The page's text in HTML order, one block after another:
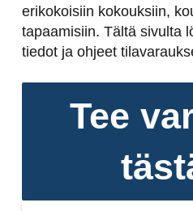
erikokoisiin kokouksiin,
tapaamisiin. Tältä sivulta
tiedot ja ohjeet
Tee